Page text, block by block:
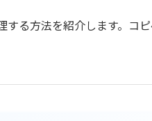
る方法を紹介します。コ